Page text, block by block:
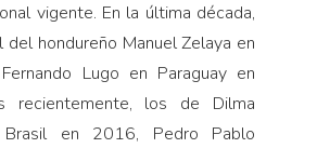
vigente. En la última década,
del hondureño Manuel Zelaya en
Lugo en Paraguay en
recientemente, los de Dilma
en 2016, Pedro Pablo